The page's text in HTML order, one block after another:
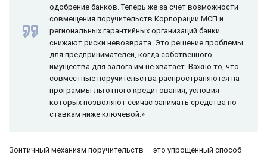
одобрение банков. Теперь же за счет возможности
совмещения поручительств Корпорации МСП и
региональных гарантийных организаций банки
снижают риски невозврата. Это решение проблемы
для предпринимателей, когда собственного
имущества для залога им не хватает. Важно то, что
совместные поручительства распространяются на
программы льготного кредитования, условия
которых позволяют сейчас занимать средства по
ставкам ниже ключевой.»
Зонтичный механизм поручительств — это упрощенный способ